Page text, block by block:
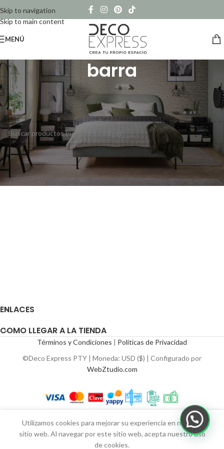
Skip to navigation
Skip to main content
MENÚ
barra
Inicio/ Productos etiquetados “barra”
No se han encontrado productos que coincidan con tu selección.
ENLACES
COMO LLEGAR A LA TIENDA
Términos y Condiciones | Políticas de Privacidad
©Deco Express PTY | Moneda: USD ($) | Configurado por
WebZtudio.com
Utilizamos cookies para mejorar su experiencia en nuestro
sitio web. Al navegar por este sitio web, acepta nuestro uso
de cookies.